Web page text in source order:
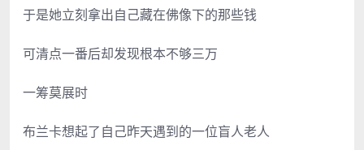
于是她立刻拿出自己藏在佛像下的那些钱
可清点一番后却发现根本不够三万
一筹莫展时
布兰卡想起了自己昨天遇到的一位盲人老人